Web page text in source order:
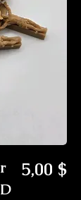
Preis
5,00 $